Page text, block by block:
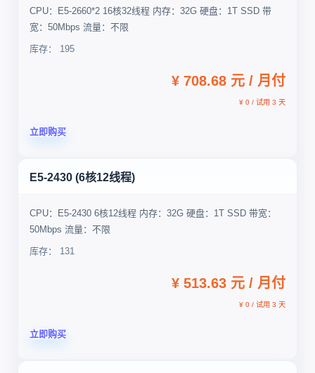
CPU：E5-2660*2 16核32线程 内存：32G 硬盘：1T SSD 带
宽：50Mbps 流量：不限
库存： 195
¥ 708.68 元 / 月付
¥ 0 / 试用 3 天
立即购买
E5-2430 (6核12线程)
CPU：E5-2430 6核12线程 内存：32G 硬盘：1T SSD 带宽：
50Mbps 流量：不限
库存： 131
¥ 513.63 元 / 月付
¥ 0 / 试用 3 天
立即购买